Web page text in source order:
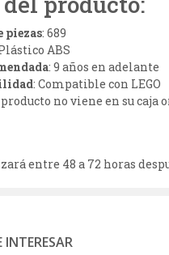
piezas: 689
ABS
: 9 años en adelante
: Compatible con LEGO
producto no viene en su
entre 48 a 72 horas
INTERESAR